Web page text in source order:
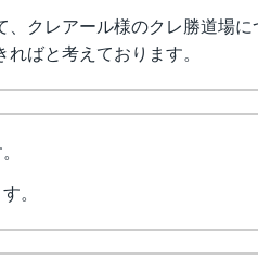
クレアール様のクレ勝道場
ばと考えております。
。